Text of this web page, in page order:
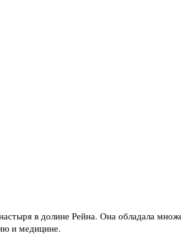
в долине Рейна. Она обладала
и медицине.